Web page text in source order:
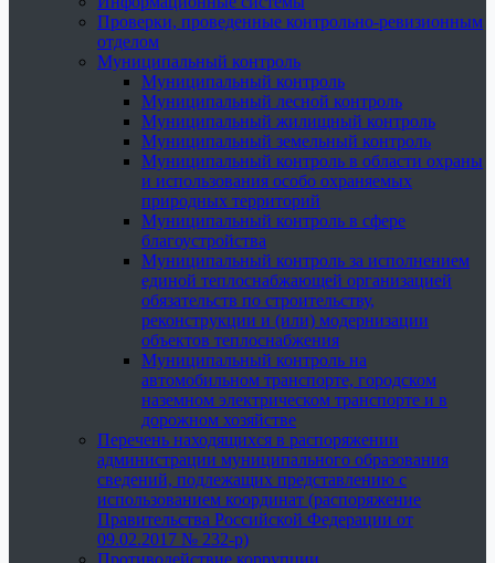
Проверки, проведенные контрольно-ревизионным
отделом
Муниципальный контроль
Муниципальный контроль
Муниципальный лесной контроль
Муниципальный жилищный контроль
Муниципальный земельный контроль
Муниципальный контроль в области охраны
и использования особо охраняемых
природных территорий
Муниципальный контроль в сфере
благоустройства
Муниципальный контроль за исполнением
единой теплоснабжающей организацией
обязательств по строительству,
реконструкции и (или) модернизации
объектов теплоснабжения
Муниципальный контроль на
автомобильном транспорте, городском
наземном электрическом транспорте и в
дорожном хозяйстве
Перечень находящихся в распоряжении
администрации муниципального образования
сведений, подлежащих представлению с
использованием координат (распоряжение
Правительства Российской Федерации от
09.02.2017 № 232-р)
Противодействие коррупции